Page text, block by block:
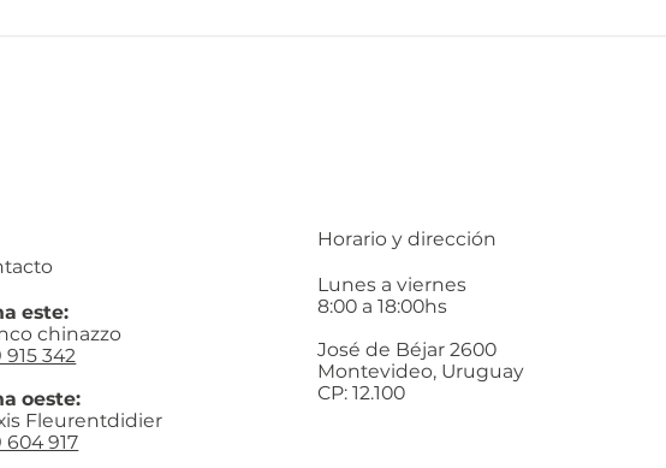
este:
chinazzo
915 342
oeste:
Fleurentdidier
604 917
Horario y dirección
Lunes a viernes
8:00 a 18:00hs
José de Béjar 2600
Montevideo, Uruguay
CP: 12.100